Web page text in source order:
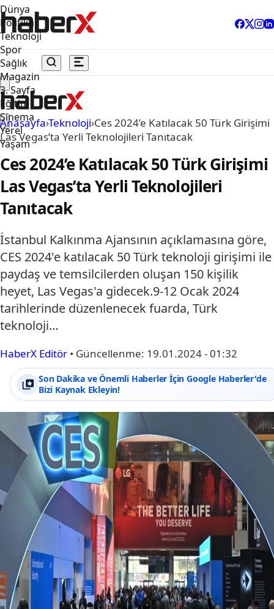
Dünya
Politika
Teknoloji
Spor
Sağlık
Magazin
3. Sayfa
Eğitim
Sinema
Yerel
Yaşam
Anasayfa›Teknoloji›Ces 2024’e Katılacak 50 Türk Girişimi
Las Vegas’ta Yerli Teknolojileri Tanıtacak
Ces 2024’e Katılacak 50 Türk Girişimi
Las Vegas’ta Yerli Teknolojileri
Tanıtacak
İstanbul Kalkınma Ajansının açıklamasına göre,
CES 2024'e katılacak 50 Türk teknoloji girişimi ile
paydaş ve temsilcilerden oluşan 150 kişilik
heyet, Las Vegas'a gidecek.9-12 Ocak 2024
tarihlerinde düzenlenecek fuarda, Türk
teknoloji…
HaberX Editör • Güncellenme: 19.01.2024 - 01:32
Son Dakika ve Önemli Haberler İçin Google Haberler'de
Bizi Kaynak Ekleyin!